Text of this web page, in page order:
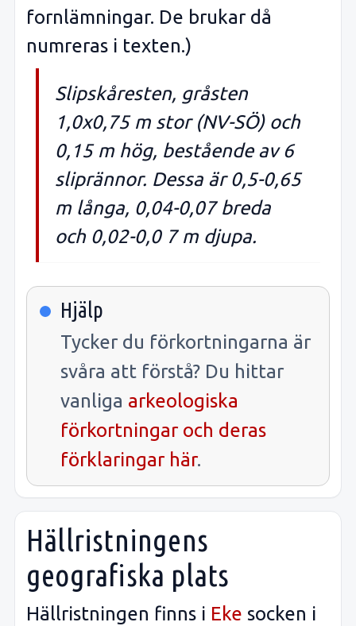
fornlämningar. De brukar då
numreras i texten.)
Slipskåresten, gråsten
1,0x0,75 m stor (NV-SÖ) och
0,15 m hög, bestående av 6
sliprännor. Dessa är 0,5-0,65
m långa, 0,04-0,07 breda
och 0,02-0,0 7 m djupa.
Hjälp
Tycker du förkortningarna är
svåra att förstå? Du hittar
vanliga arkeologiska
förkortningar och deras
förklaringar här.
Hällristningens
geografiska plats
Hällristningen finns i Eke socken i